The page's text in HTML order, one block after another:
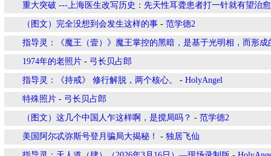
重大突破 ---上海医生改写历史：先天性耳聋患者打一针就有望治愈
（图文）完全没想到会发生这样的事 - 范学德2
指导灵：《魔王（壹）》魔王掌控的黑暗，是基于光明相，而形成
1974年的老照片 - 弓长贝占郎
指导灵：《持戒》 修行解脱，两个核心。 - HolyAngel
特殊照片 - 弓长贝占郎
（图文）这几个中国人乍这样啊，是搅局吗？ - 范学德2
美国阿尔忒弥斯号登月骗局大揭秘！ - 独居飞仙